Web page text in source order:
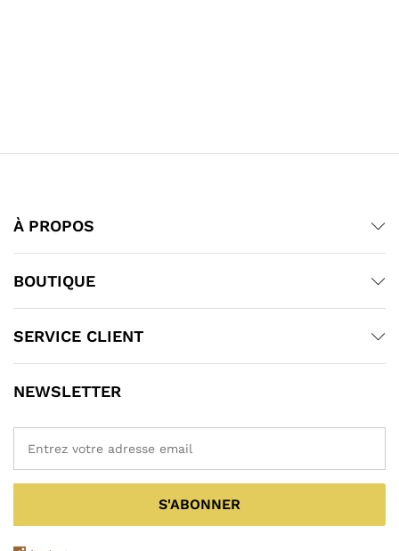
À PROPOS
BOUTIQUE
SERVICE CLIENT
NEWSLETTER